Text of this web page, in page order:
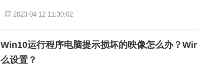
2023-04-12 11:30:02
Win10运行程序电脑提示损坏的映像怎么办？
么设置？